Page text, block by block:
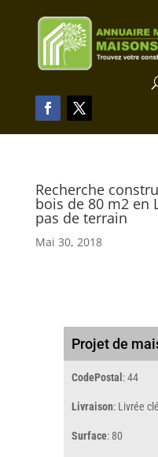
Recherche
bois de 80 m2 en
pas de terrain
Mai 30, 2018
Projet de
CodePostal : 44
Livraison: Livrée
Surface: 80